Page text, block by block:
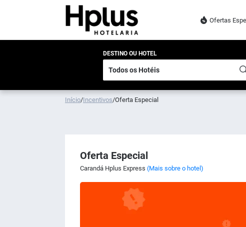
Ofertas
DESTINO OU HOTEL
Início/Incentivos/Oferta Especial
Oferta Especial
Carandá Hplus Express (Mais sobre o hotel)